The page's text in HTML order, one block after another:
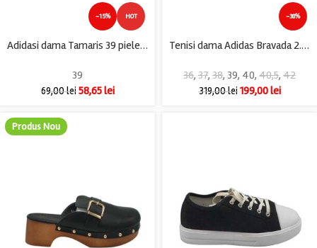
-15% HOT
Adidasi dama Tamaris 39 piele , imitatie de piele , negru
39
69,00lei 58,65lei
-38%
Tenisi dama Adidas Bravada 2.0 Mid, material textil, negru
36, 37, 38, 39, 40, 40,5, 42
319,00lei 199,00lei
Produs Nou